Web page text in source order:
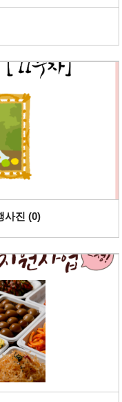
사진 (0)